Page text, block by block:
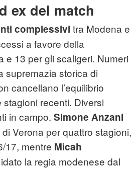
ex del match
complessivi tra Modena e
a favore della
e 13 per gli scaligeri. Numeri
supremazia storica di
cancellano l’equilibrio
recenti. Diversi
in campo. Simone Anzani
Verona per quattro stagioni,
17, mentre Micah
la regia modenese dal